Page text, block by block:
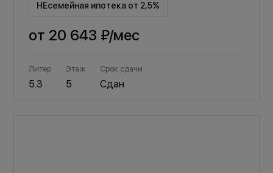
НЕсемейная ипотека от 2,5%
от 20 643 ₽/мес
Литер
5.3
Этаж
5
Срок сдачи
Сдан